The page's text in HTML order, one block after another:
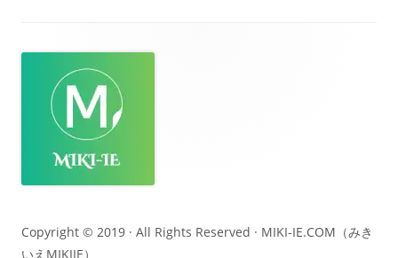
テ
Copyright © 2019 · All Rights Reserved · MIKI-IE.COM（みき
いえMIKIIE）